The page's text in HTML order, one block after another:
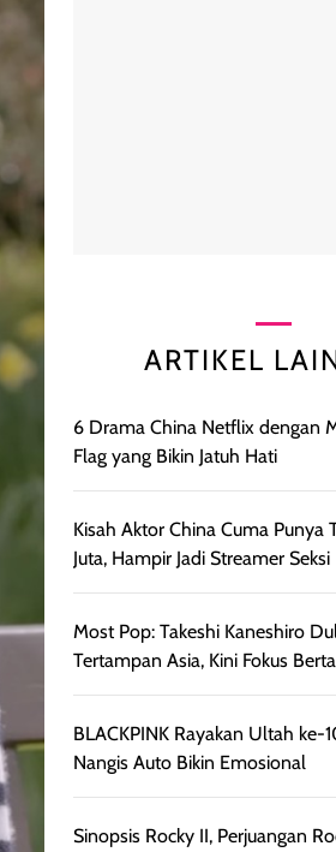
ARTIKEL
6 Drama China Netflix dengan
Flag yang Bikin Jatuh Hati
Kisah Aktor China Cuma Punya
Juta, Hampir Jadi Streamer Seksi
Most Pop: Takeshi Kaneshiro
Tertampan Asia, Kini Fokus
BLACKPINK Rayakan Ultah ke-
Nangis Auto Bikin Emosional
Sinopsis Rocky II, Perjuangan